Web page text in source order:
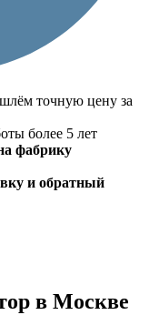
точную цену за
более 5 лет
фабрику
и обратный
в Москве